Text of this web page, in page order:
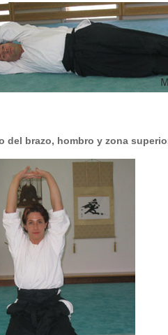
del brazo, hombro y zona